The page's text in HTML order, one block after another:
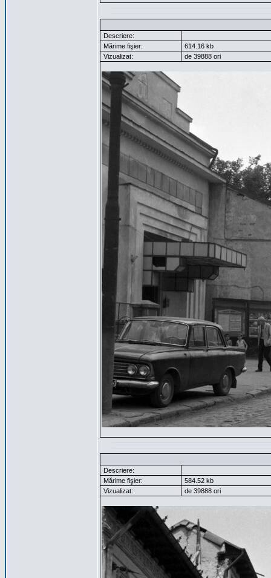
Descriere:
Mărime fişier:
614.16 kb
Vizualizat:
de 39888 ori
Descriere:
Mărime fişier:
584.52 kb
Vizualizat:
de 39888 ori